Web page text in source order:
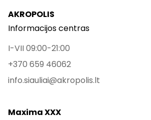
AKROPOLIS
Informacijos centras
I-VII 09:00-21:00
+370 659 46062
info.siauliai@akropolis.lt
Maxima XXX